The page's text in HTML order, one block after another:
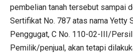
pembelian tanah tersebut sampai
Sertifikat No. 787 atas nama Yetty
Penggugat, C No. 110-02-III/
Pemilik/penjual, akan tetapi